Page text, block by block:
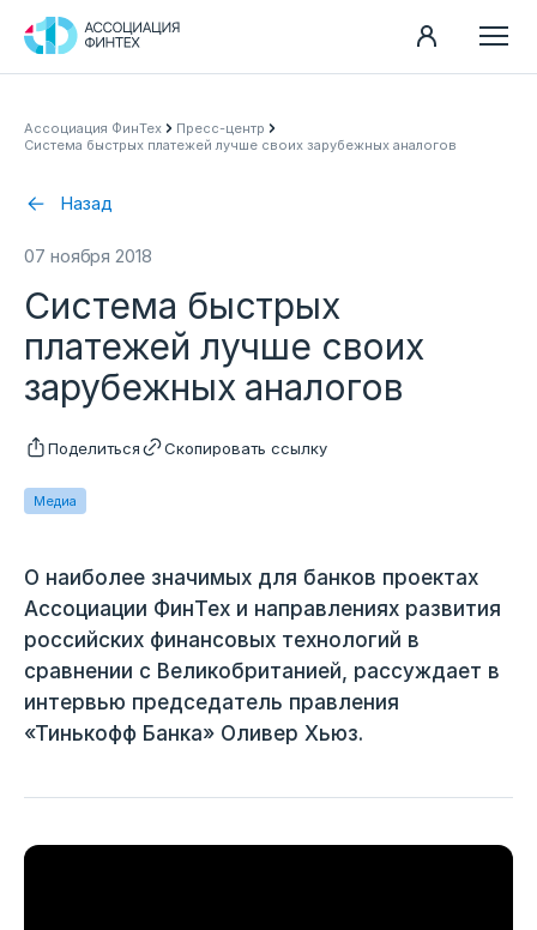
Ассоциация
Пресс-центр
Карьера
Контакты
Ассоциация ФинТех
Пресс-центр
Система быстрых платежей лучше своих зарубежных аналогов
Назад
07 ноября 2018
Медиа
Система быстрых
платежей лучше своих
зарубежных аналогов
Поделиться Скопировать ссылку
О наиболее значимых для банков проектах
Ассоциации ФинТех и направлениях развития
российских финансовых технологий в
сравнении с Великобританией, рассуждает в
интервью председатель правления
«Тинькофф Банка» Оливер Хьюз.